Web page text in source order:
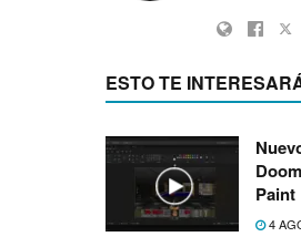
ESTO TE
Paint
4